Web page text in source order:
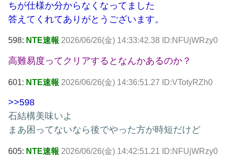
ちが仕様か分からなくなってました
答えてくれてありがとうございます。
598: NTE速報 2026/06/26(金) 14:33:42.38 ID:NFUjWRzy0
高難易度ってクリアするとなんかあるのか？
601: NTE速報 2026/06/26(金) 14:36:51.27 ID:VTotyRZh0
>>598
石結構美味いよ
まあ困ってないなら後でやった方が時短だけど
605: NTE速報 2026/06/26(金) 14:42:51.21 ID:NFUjWRzy0